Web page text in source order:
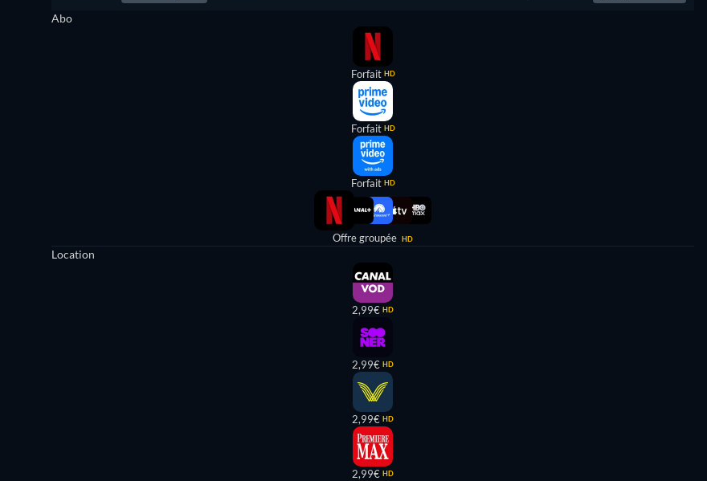
Abo
Forfait HD
Forfait HD
Forfait HD
Offre groupée HD
Location
2,99€ HD
2,99€ HD
2,99€ HD
2,99€ HD